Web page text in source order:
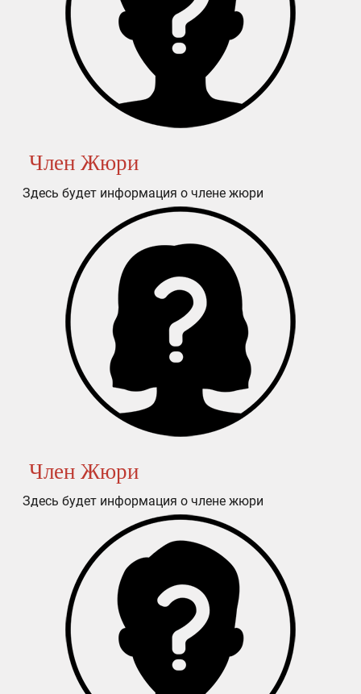
Член Жюри
Здесь будет информация о члене жюри
Член Жюри
Здесь будет информация о члене жюри